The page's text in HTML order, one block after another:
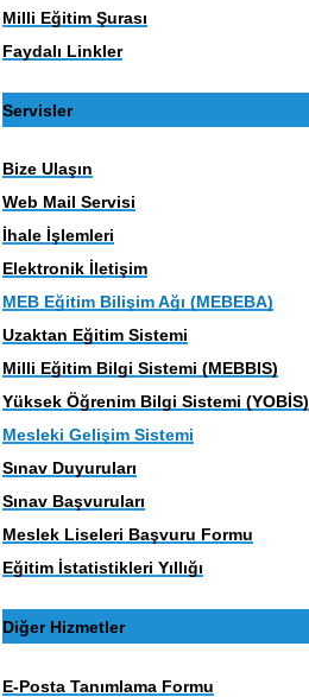
Milli Eğitim Şurası
Faydalı Linkler
Servisler
Bize Ulaşın
Web Mail Servisi
İhale İşlemleri
Elektronik İletişim
MEB Eğitim Bilişim Ağı (MEBEBA)
Uzaktan Eğitim Sistemi
Milli Eğitim Bilgi Sistemi (MEBBIS)
Yüksek Öğrenim Bilgi Sistemi (YOBİS)
Mesleki Gelişim Sistemi
Sınav Duyuruları
Sınav Başvuruları
Meslek Liseleri Başvuru Formu
Eğitim İstatistikleri Yıllığı
Diğer Hizmetler
E-Posta Tanımlama Formu